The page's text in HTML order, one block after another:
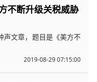
不断升级关税威胁
声文章，题目是《美方不
2019-08-29 07:15:00